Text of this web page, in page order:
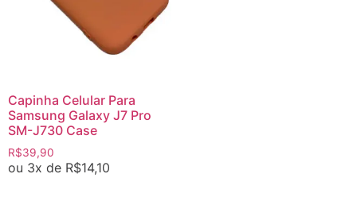
Capinha Celular Para
Samsung Galaxy J7 Pro
SM-J730 Case
R$39,90
ou 3x de R$14,10